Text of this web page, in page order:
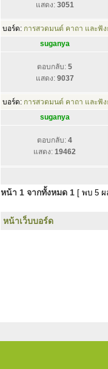
แสดง: 3051
บอร์ด: การสวดมนต์ คาถา และฟัง
suganya
ตอบกลับ: 5
แสดง: 9037
บอร์ด: การสวดมนต์ คาถา และฟัง
suganya
ตอบกลับ: 4
แสดง: 19462
หน้า 1 จากทั้งหมด 1 [ พบ 5
หน้าเว็บบอร์ด